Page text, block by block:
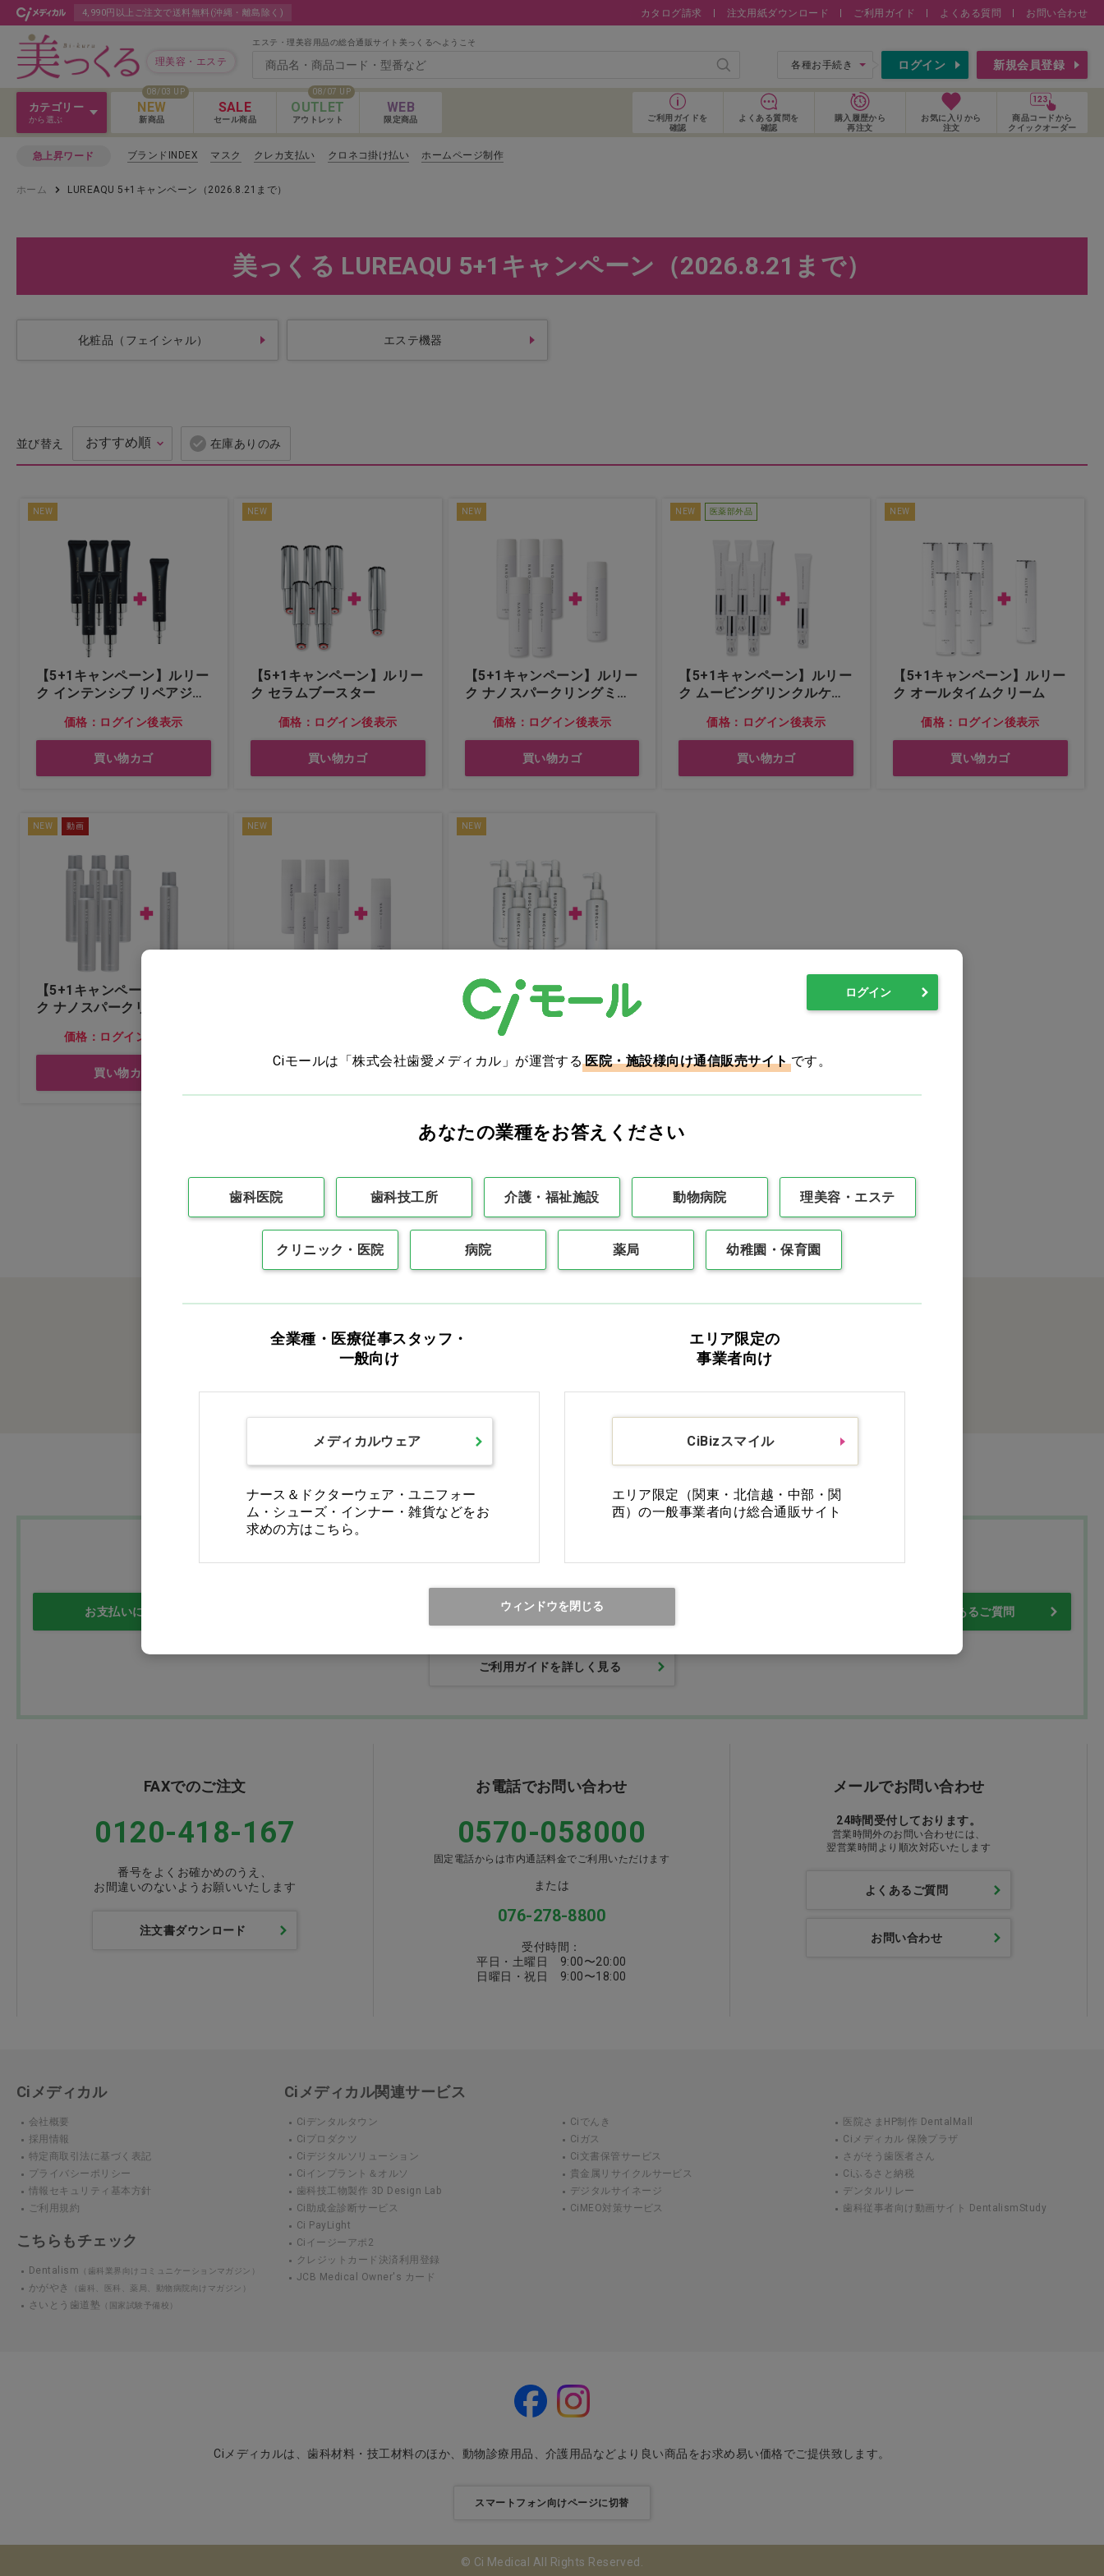
4,990円以上ご注文で送料無料(沖縄・離島除く) カタログ請求 注文用紙ダウンロード ご利用ガイド よくある質問 お問い合わせ
理美容・エステ
エステ・理美容用品の総合通販サイト美っくるへようこそ
検索 各種お手続き ログイン 新規会員登録
カテゴリー
から選ぶ
Ｖ３＆Ｌａｓｈ
カットウィッグ
クロス
パーマ剤
ヘアケア
理美容用品・小物
化粧品（フェイシャル）
化粧品（ボディ）
エステ機器
エステ用品・小物
アイラッシュ
オーラルケア
タオル
コットン・ガーゼ・綿棒
衛生用品
ヘルスケア・セルフケア
Ｖ３＆Ｌａｓｈ
08/03 UP
NEW
新商品
SALE
セール商品
08/07 UP
OUTLET
アウトレット
WEB
限定商品 ご利用ガイドを
確認
よくある質問を
確認
購入履歴から
再注文
お気に入り から
注文
商品コードから
クイックオーダー
急上昇ワード ブランドINDEX マスク クレカ支払い クロネコ掛け払い ホームページ制作
ホーム LUREAQU 5+1キャンペーン（2026.8.21まで）
美っくる LUREAQU 5+1キャンペーン（2026.8.21まで）
化粧品（フェイシャル） エステ機器
並び替え 在庫ありのみ
NEW
【5+1キャンペーン】ルリー
ク インテンシブ リペアジェ
価格：ログイン後表示
買い物カゴ
NEW
【5+1キャンペーン】ルリー
ク セラムブースター
価格：ログイン後表示
買い物カゴ
NEW
【5+1キャンペーン】ルリー
ク ナノスパークリングミル
価格：ログイン後表示
買い物カゴ
NEW 医薬部外品
【5+1キャンペーン】ルリー
ク ムービングリンクルケア
価格：ログイン後表示
買い物カゴ
NEW
【5+1キャンペーン】ルリー
ク オールタイムクリーム
価格：ログイン後表示
買い物カゴ
NEW 動画
【5+1キャンペーン】ルリー
ク ナノスパークリングミス
価格：ログイン後表示
買い物カゴ
NEW NEW
【5+1キャンペーン】ルリー
ク バブクレイクレンジング
価格：ログイン後表示
Ciモール ウェブ通販のご利用ガイド・ヘルプ
お支払いについて 返品・交換について よくあるご質問
ご利用ガイドを詳しく見る
FAXでのご注文
0120-418-167
番号をよくお確かめのうえ、
お間違いのないようお願いいたします
注文書ダウンロード
お電話でお問い合わせ
0570-058000
固定電話からは市内通話料金でご利用いただけます
または
076-278-8800
受付時間：
平日・土曜日 9:00〜20:00
日曜日・祝日 9:00〜18:00
メールでお問い合わせ
24時間受付しております。
営業時間外のお問い合わせには、
翌営業時間より順次対応いたします
よくあるご質問
お問い合わせ
Ciメディカル
会社概要
採用情報
特定商取引法に基づく表記
プライバシーポリシー
情報セキュリティ基本方針
ご利用規約
こちらもチェック
Dentalism （歯科業界向けコミュニケーションマガジン）
かがやき （歯科、医科、薬局、動物病院向けマガジン）
さいとう歯道塾 （国家試験予備校）
Ciメディカル関連サービス
Ciデンタルタウン
Ciプロダクツ
Ciデジタルソリューション
Ciインプラント＆オルソ
歯科技工物製作 3D Design Lab
Ci助成金診断サービス
Ci PayLight
Ciイージーアポ2
クレジットカード決済利用登録
JCB Medical Owner's カード
Ciでんき
Ciガス
Ci文書保管サービス
貴金属リサイクルサービス
デジタルサイネージ
CiMEO対策サービス
医院さまHP制作 DentalMall
Ciメディカル 保険プラザ
さがそう歯医者さん
Ciふるさと納税
デンタルリレー
歯科従事者向け動画サイト DentalismStudy
Ciメディカルは、歯科材料・技工材料のほか、動物診療用品、介護用品などより良い商品をお求め易い価格でご提供致します。
スマートフォン向けページに切替
© Ci Medical All Rights Reserved.
ログイン
Ciモールは「株式会社歯愛メディカル」が運営する医院・施設様向け通信販売サイトです。
あなたの業種をお答えください
歯科医院 歯科技工所 介護・福祉施設 動物病院 理美容・エステ
クリニック・医院 病院 薬局 幼稚園・保育園
全業種・医療従事スタッフ・
一般向け
メディカルウェア
ナース＆ドクターウェア・ユニフォー
ム・シューズ・インナー・雑貨などをお
求めの方はこちら。
エリア限定の
事業者向け
CiBizスマイル
エリア限定（関東・北信越・中部・関
西）の一般事業者向け総合通販サイト
ウィンドウを閉じる